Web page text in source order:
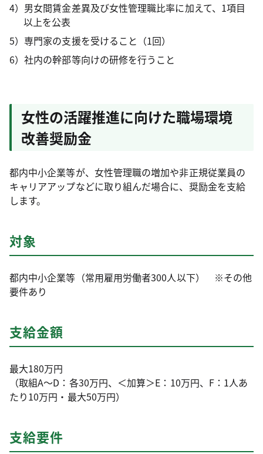
4）男女間賃金差異及び女性管理職比率に加えて、1項目
以上を公表
5）専門家の支援を受けること（1回）
6）社内の幹部等向けの研修を行うこと
女性の活躍推進に向けた職場環境
改善奨励金
都内中小企業等が、女性管理職の増加や非正規従業員の
キャリアアップなどに取り組んだ場合に、奨励金を支給
します。
対象
都内中小企業等（常用雇用労働者300人以下） ※その他
要件あり
支給金額
最大180万円
（取組A～D：各30万円、＜加算＞E：10万円、F：1人あ
たり10万円・最大50万円）
支給要件